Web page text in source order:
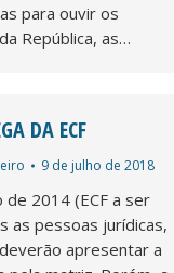
para ouvir os
República, as…
DA ECF
9 de julho de 2018
2014 (ECF a ser
as pessoas jurídicas,
apresentar a